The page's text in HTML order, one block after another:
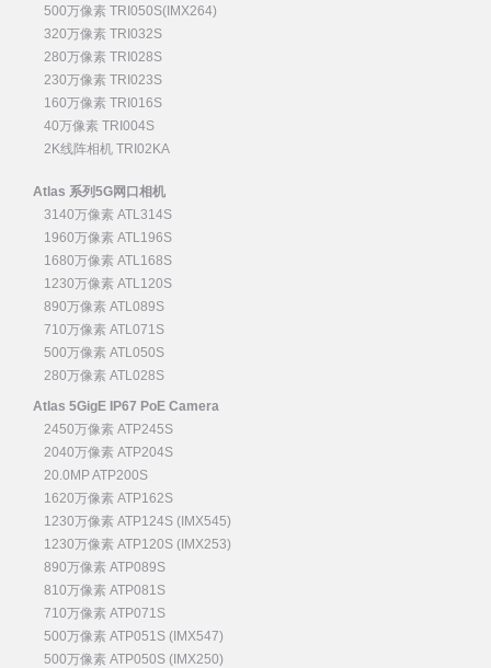
500万像素 TRI050S(IMX264)
320万像素 TRI032S
280万像素 TRI028S
230万像素 TRI023S
160万像素 TRI016S
40万像素 TRI004S
2K线阵相机 TRI02KA
Atlas 系列5G网口相机
3140万像素 ATL314S
1960万像素 ATL196S
1680万像素 ATL168S
1230万像素 ATL120S
890万像素 ATL089S
710万像素 ATL071S
500万像素 ATL050S
280万像素 ATL028S
Atlas 5GigE IP67 PoE Camera
2450万像素 ATP245S
2040万像素 ATP204S
20.0MP ATP200S
1620万像素 ATP162S
1230万像素 ATP124S (IMX545)
1230万像素 ATP120S (IMX253)
890万像素 ATP089S
810万像素 ATP081S
710万像素 ATP071S
500万像素 ATP051S (IMX547)
500万像素 ATP050S (IMX250)